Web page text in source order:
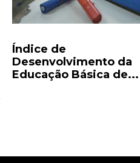
Índice de
Desenvolvimento da
Educação Básica de...